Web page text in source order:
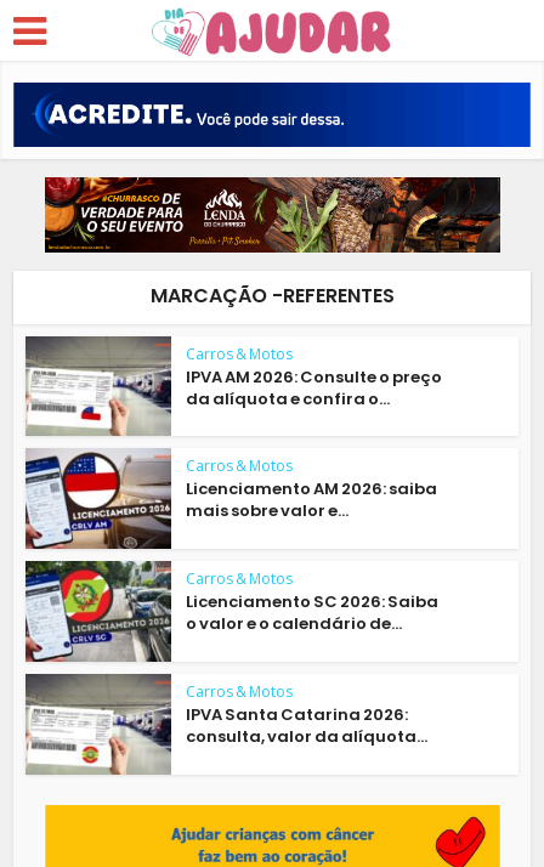
MARCAÇÃO -REFERENTES
Carros & Motos
IPVA AM 2026: Consulte o preço
da alíquota e confira o...
Carros & Motos
Licenciamento AM 2026: saiba
mais sobre valor e...
Carros & Motos
Licenciamento SC 2026: Saiba
o valor e o calendário de...
Carros & Motos
IPVA Santa Catarina 2026:
consulta, valor da alíquota...